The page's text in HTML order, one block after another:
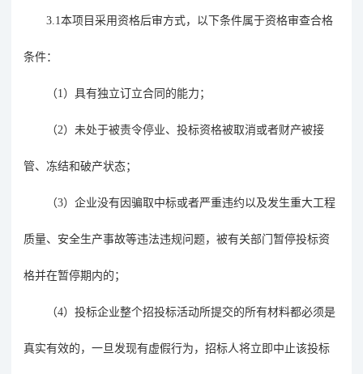
3.1本项目采用资格后审方式，以下条件属于资格审查合格
条件：
（1） 具有独立订立合同的能力 ；
（2） 未处于被责令停业、投标资格被取消或者财产被接
管、冻结和破产状态；
（3） 企业没有因骗取中标或者严重违约以及发生重大工程
质量、安全生产事故等违法违规问题，被有关部门暂停投标资
格并在暂停期内的；
（4）投标企业整个招投标活动所提交的所有材料都必须是
真实有效的，一旦发现有虚假行为，招标人将立即中止该投标